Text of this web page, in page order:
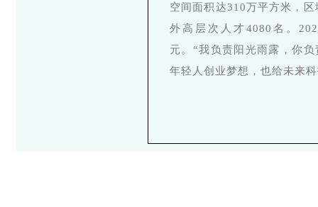
空间面积达310万平方米，
外高层次人才4080名。
元。“我负责阳光雨露，你
年轻人创业梦想，也给未来